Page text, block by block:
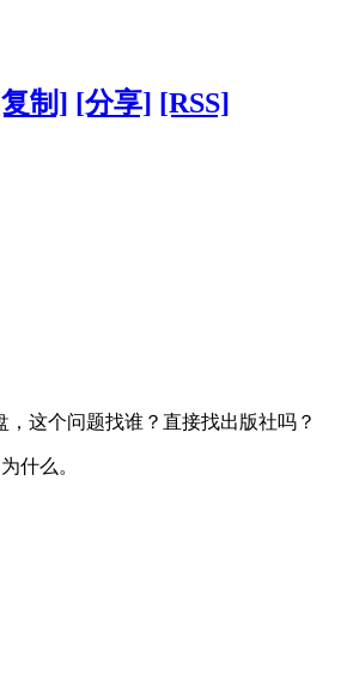
制] [分享] [RSS]
，这个问题找谁？直接找出版社吗？
什么。